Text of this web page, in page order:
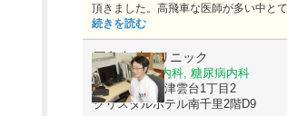
頂きました。高飛車な医師が多い中と
続きを読む
岡島内科クリニック
内科, 循環器内科, 糖尿病内科
大阪府吹田市津雲台1丁目2
クリスタルホテル南千里2階D9